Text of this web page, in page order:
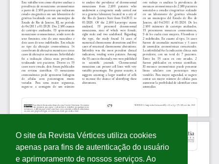
O site da Revista Vértices utiliza cookies
apenas para fins de autenticação do usuário
e aprimoramento de nossos serviços. Ao